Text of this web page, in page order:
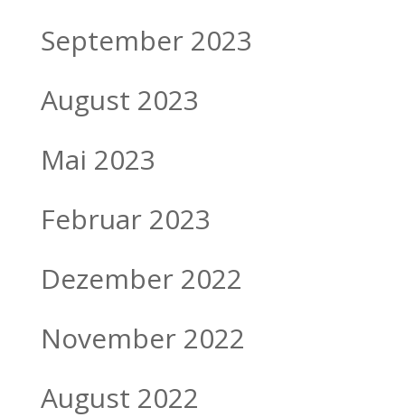
September 2023
August 2023
Mai 2023
Februar 2023
Dezember 2022
November 2022
August 2022